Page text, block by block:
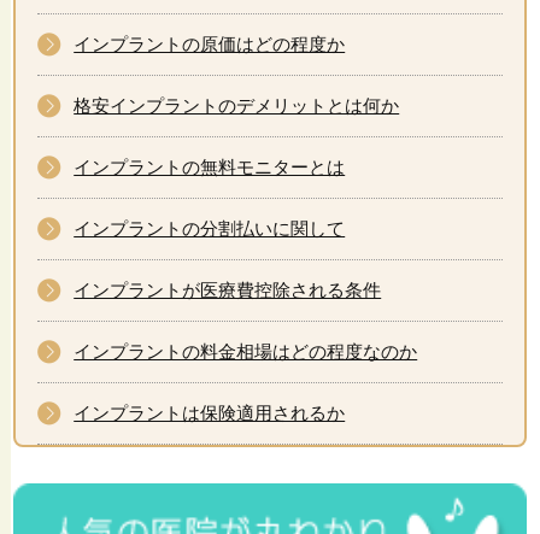
インプラントの原価はどの程度か
格安インプラントのデメリットとは何か
インプラントの無料モニターとは
インプラントの分割払いに関して
インプラントが医療費控除される条件
インプラントの料金相場はどの程度なのか
インプラントは保険適用されるか